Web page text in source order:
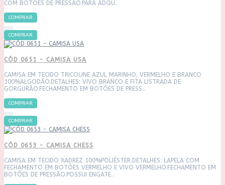
COM BOTÕES DE PRESSÃO.PARA ADQU..
COMPRAR
COMPRAR
CÓD 0651 - CAMISA USA
CAMISA EM TECIDO TRICOLINE AZUL MARINHO, VERMELHO E BRANCO
100%ALGODÃO.DETALHES: VIVO BRANCO E FITA LISTRADA DE
GORGURÃO.FECHAMENTO EM BOTÕES DE PRESS..
COMPRAR
COMPRAR
CÓD 0653 - CAMISA CHESS
CAMISA EM TECIDO XADREZ 100%POLIÉSTER.DETALHES: LAPELA COM
FECHAMENTO EM BOTÕES VERMELHO E VIVO VERMELHO.FECHAMENTO EM
BOTÕES DE PRESSÃO.POSSUI ENGATE..